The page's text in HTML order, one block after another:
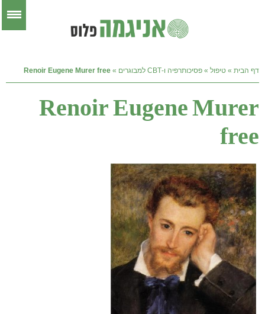
דף הבית » טיפול » פסיכותרפיה ו-CBT למבוגרים »
Renoir Eugene Murer free
Renoir Eugene Murer
free